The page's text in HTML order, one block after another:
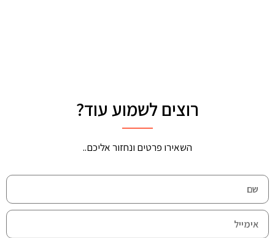
רוצים לשמוע עוד?
השאירו פרטים ונחזור אליכם..